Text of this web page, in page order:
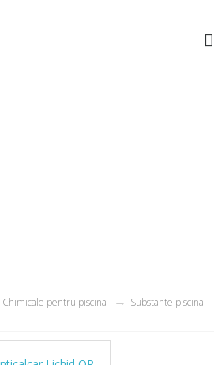
Chimicale pentru piscina
Substante piscina